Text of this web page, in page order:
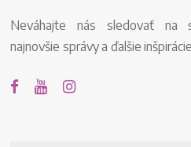
Neváhajte nás sledovať na
najnovšie správy a ďalšie